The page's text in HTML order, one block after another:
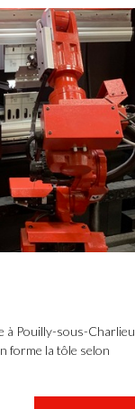
à Pouilly-sous-Charlieu
forme la tôle selon